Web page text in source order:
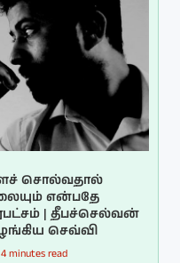
சொல்வதால்
என்பதே
| தீபச்செல்வன்
செவ்வி
4 minutes read